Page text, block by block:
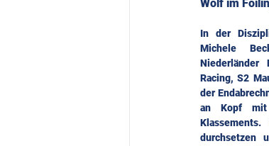
Wolf im
In der
Michele
Niederländer
Racing, S2
der
an Kopf
durchsetzen